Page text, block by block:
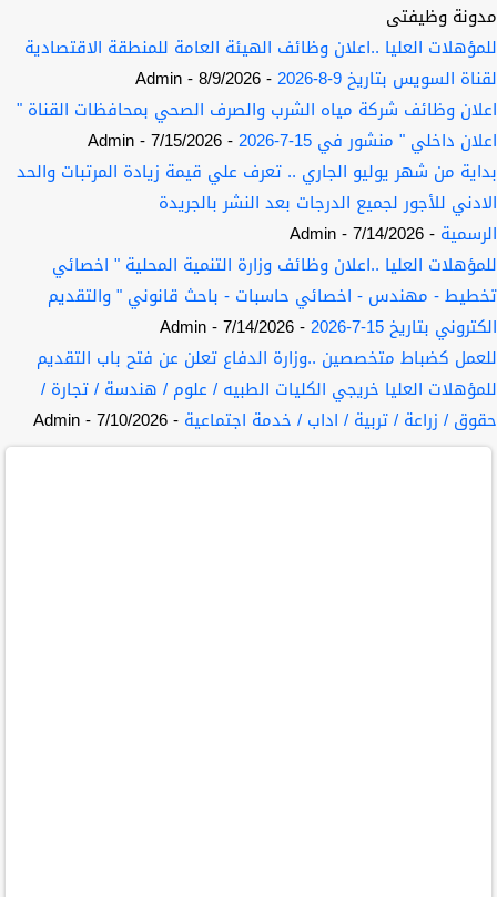
مدونة وظيفتى
للمؤهلات العليا ..اعلان وظائف الهيئة العامة للمنطقة الاقتصادية
لقناة السويس بتاريخ 9-8-2026
- 8/9/2026
- Admin
اعلان وظائف شركة مياه الشرب والصرف الصحي بمحافظات القناة "
اعلان داخلي " منشور في 15-7-2026
- 7/15/2026
- Admin
بداية من شهر يوليو الجاري .. تعرف علي قيمة زيادة المرتبات والحد
الادني للأجور لجميع الدرجات بعد النشر بالجريدة
الرسمية - 7/14/2026
- Admin
للمؤهلات العليا ..اعلان وظائف وزارة التنمية المحلية " اخصائي
تخطيط - مهندس - اخصائي حاسبات - باحث قانوني " والتقديم
الكتروني بتاريخ 15-7-2026
- 7/14/2026
- Admin
للعمل كضباط متخصصين ..وزارة الدفاع تعلن عن فتح باب التقديم
للمؤهلات العليا خريجي الكليات الطبيه / علوم / هندسة / تجارة /
حقوق / زراعة / تربية / اداب / خدمة اجتماعية - 7/10/2026
- Admin